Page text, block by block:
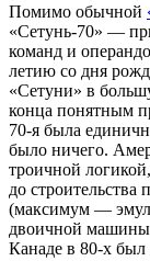
Помимо обычной
«Сетунь-70» —
команд и
летию со дня
«Сетуни» в
конца понятным
70-я была
было ничего.
троичной
до
(максимум —
двоичной
Канаде в 80-х был